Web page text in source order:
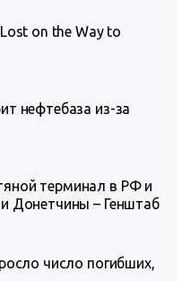
on the Way to
нефтебаза из-за
терминал в РФ и
Донетчины – Генштаб
число погибших,